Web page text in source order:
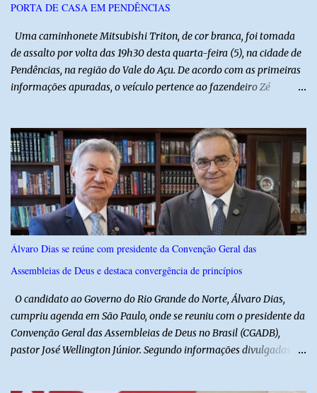
afirmou ainda que está passando por um tratamento intenso, com
PORTA DE CASA EM PENDÊNCIAS
Uma caminhonete Mitsubishi Triton, de cor branca, foi tomada
de assalto por volta das 19h30 desta quarta-feira (5), na cidade de
Pendências, na região do Vale do Açu. De acordo com as primeiras
informações apuradas, o veículo pertence ao fazendeiro Zé
anunciaram o assalto no momento em que ela estava em frente à
residência, no Centro da cidade. Ainda conforme relatos de
testemunhas, os suspeitos utilizavam roupas semelhantes a
uniformes de empresa, o que pode ter ajudado a não despertar
suspeitas antes da abordagem. Após a ação criminosa, a dupla
fugiu levando a caminhonete em direção ainda desconhecida. A
na região na tentativa de localizar o veículo e identificar os
autores do assalto. Qualquer informação que possa ajudar na
localização da caminhonete ou na identificação dos suspeitos pode
Álvaro Dias se reúne com presidente da Convenção Geral das
Assembleias de Deus e destaca convergência de princípios
O candidato ao Governo do Rio Grande do Norte, Álvaro Dias,
cumpriu agenda em São Paulo, onde se reuniu com o presidente da
Convenção Geral das Assembleias de Deus no Brasil (CGADB),
pastor José Wellington Júnior. Segundo informações divulgadas